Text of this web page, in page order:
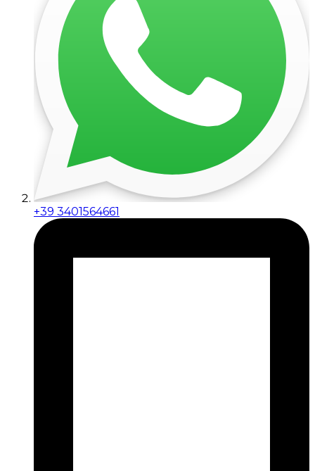
+39 3401564661